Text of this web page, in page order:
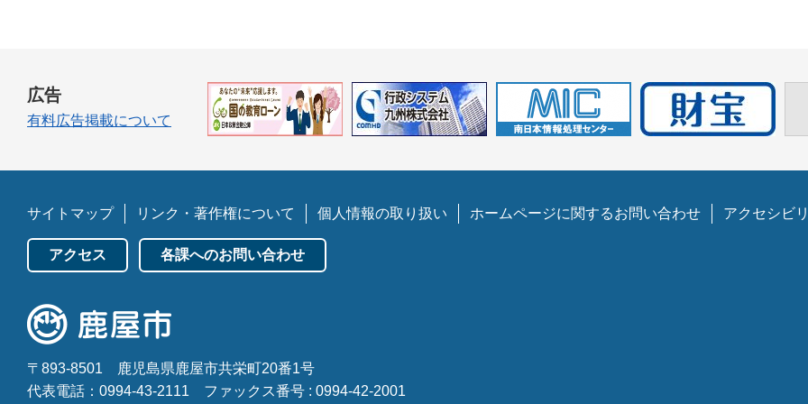
広告
有料広告掲載について
サイトマップ リンク・著作権について 個人情報の取り扱い ホームページに関するお問い合わせ アクセシビ
アクセス 各課へのお問い合わせ
〒893-8501
鹿児島県鹿屋市共栄町20番1号
代表電話：0994-43-2111
ファックス番号 : 0994-42-2001